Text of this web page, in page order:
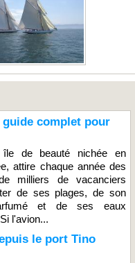
complet pour
de beauté nichée en
attire chaque année des
milliers de vacanciers
de ses plages, de son
et de ses eaux
l'avion...
le port Tino